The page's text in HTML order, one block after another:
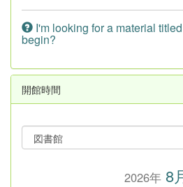
I'm looking for a material
begin?
開館時間
2026年8